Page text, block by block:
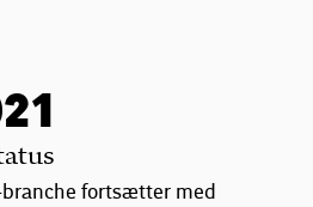
fortsætter med